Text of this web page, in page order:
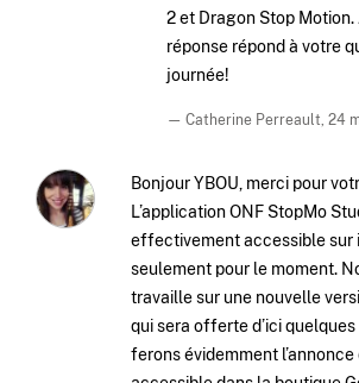
2 et Dragon Stop Motion.
réponse répond à votre
journée!
— Catherine Perreault, 24
Bonjour YBOU, merci pour
L’application ONF StopMo
effectivement accessible sur
seulement pour le moment.
travaille sur une nouvelle
qui sera offerte d’ici quelques
ferons évidemment l’annonce